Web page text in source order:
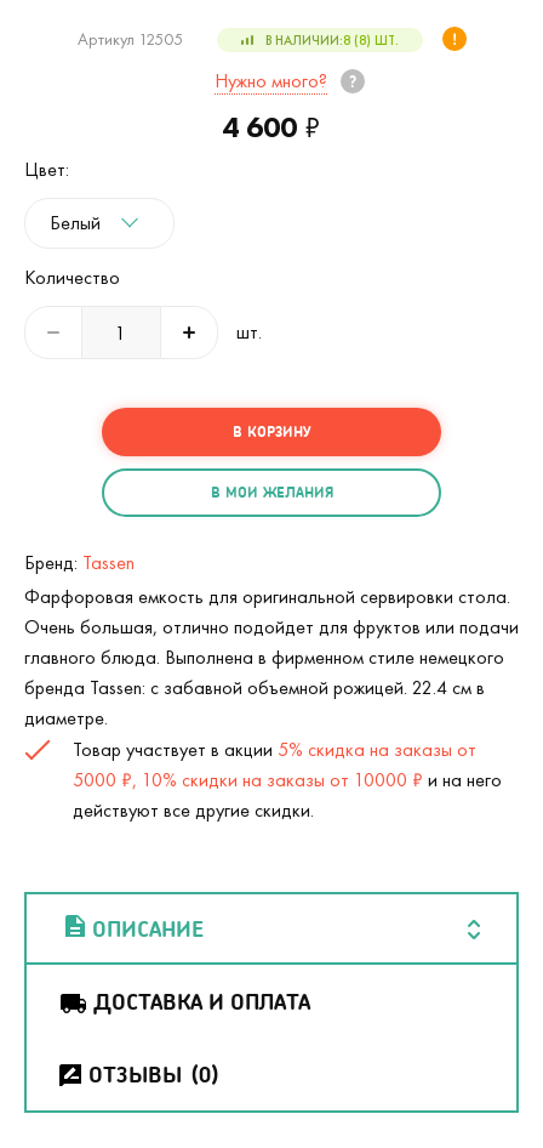
Артикул 12505 В НАЛИЧИИ:8 (8) ШТ.
Нужно много?
4 600 ₽
Цвет:
Белый
Количество
шт.
В КОРЗИНУ
В МОИ ЖЕЛАНИЯ
Бренд: Tassen
Фарфоровая емкость для оригинальной сервировки стола.
Очень большая, отлично подойдет для фруктов или подачи
главного блюда. Выполнена в фирменном стиле немецкого
бренда Tassen: с забавной объемной рожицей. 22.4 см в
диаметре.
Товар участвует в акции 5% скидка на заказы от
5000 ₽, 10% скидки на заказы от 10000 ₽ и на него
действуют все другие скидки.
ОПИСАНИЕ
ДОСТАВКА И ОПЛАТА
ОТЗЫВЫ (0)